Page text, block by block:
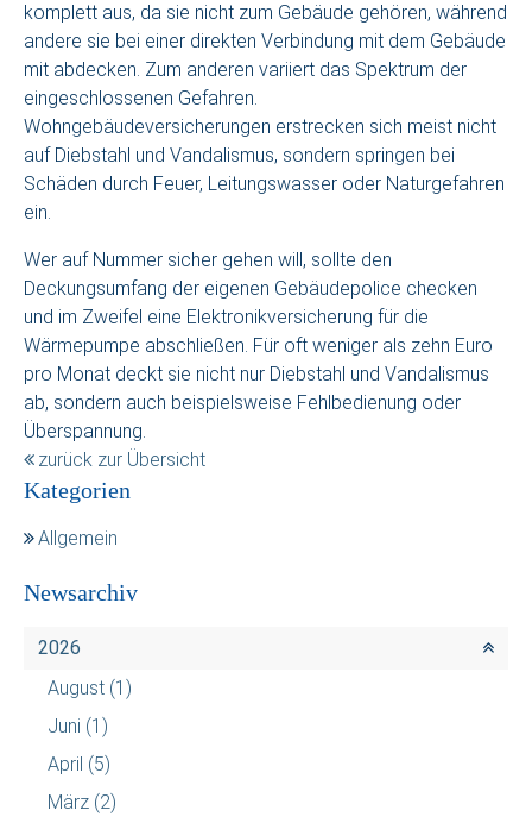
komplett aus, da sie nicht zum Gebäude gehören, während
andere sie bei einer direkten Verbindung mit dem Gebäude
mit abdecken. Zum anderen variiert das Spektrum der
eingeschlossenen Gefahren.
Wohngebäudeversicherungen erstrecken sich meist nicht
auf Diebstahl und Vandalismus, sondern springen bei
Schäden durch Feuer, Leitungswasser oder Naturgefahren
ein.
Wer auf Nummer sicher gehen will, sollte den
Deckungsumfang der eigenen Gebäudepolice checken
und im Zweifel eine Elektronikversicherung für die
Wärmepumpe abschließen. Für oft weniger als zehn Euro
pro Monat deckt sie nicht nur Diebstahl und Vandalismus
ab, sondern auch beispielsweise Fehlbedienung oder
Überspannung.
zurück zur Übersicht
Kategorien
Allgemein
Newsarchiv
2026
August (1)
Juni (1)
April (5)
März (2)